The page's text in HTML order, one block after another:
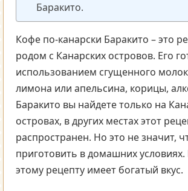
Баракито.
Кофе по-канарски Баракито – это
родом с Канарских островов. Его
использованием сгущенного
лимона или апельсина, корицы,
Баракито вы найдете только на
островах, в других местах этот
распространен. Но это не значит,
приготовить в домашних
этому рецепту имеет богатый вкус.